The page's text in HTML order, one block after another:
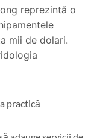
reprezintă o
mii de dolari.
practică